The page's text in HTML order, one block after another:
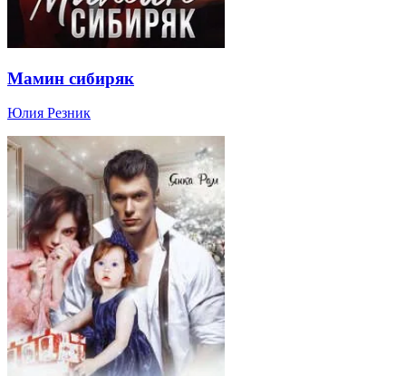
Мамин сибиряк
Юлия Резник